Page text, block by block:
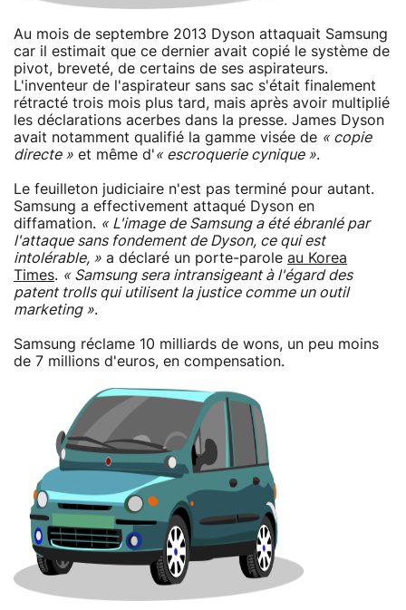
Au mois de septembre 2013 Dyson attaquait Samsung
car il estimait que ce dernier avait copié le système de
pivot, breveté, de certains de ses aspirateurs.
L'inventeur de l'aspirateur sans sac s'était finalement
rétracté trois mois plus tard, mais après avoir multiplié
les déclarations acerbes dans la presse. James Dyson
avait notamment qualifié la gamme visée de « copie
directe » et même d'« escroquerie cynique ».
Le feuilleton judiciaire n'est pas terminé pour autant.
Samsung a effectivement attaqué Dyson en
diffamation. « L'image de Samsung a été ébranlé par
l'attaque sans fondement de Dyson, ce qui est
intolérable, » a déclaré un porte-parole au Korea
Times. « Samsung sera intransigeant à l'égard des
patent trolls qui utilisent la justice comme un outil
marketing ».
Samsung réclame 10 milliards de wons, un peu moins
de 7 millions d'euros, en compensation.